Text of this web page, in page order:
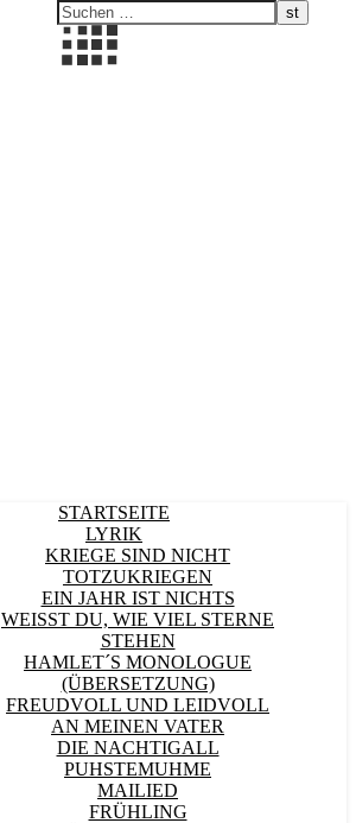
STARTSEITE
LYRIK
KRIEGE SIND NICHT
TOTZUKRIEGEN
EIN JAHR IST NICHTS
WEISST DU, WIE VIEL STERNE S
TEHEN
HAMLET´S MONOLOGUE
(ÜBERSETZUNG)
FREUDVOLL UND LEIDVOLL
AN MEINEN VATER
DIE NACHTIGALL
PUHSTEMUHME
MAILIED
FRÜHLING